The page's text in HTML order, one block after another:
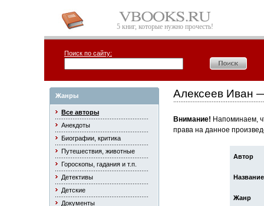
5 книг, которые нужно прочесть!
Поиск по сайту:
Жанры
Все авторы
Анекдоты
Биографии, критика
Путешествия, животные
Гороскопы, гадания и т.п.
Детективы
Детские
Документы
Алексеев Иван
Внимание! Напоминаем,
права на данное
Автор
Название
Жанр